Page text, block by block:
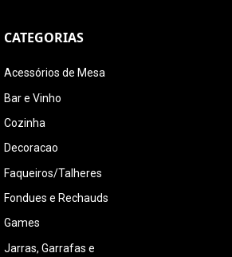
CATEGORIAS
Acessórios de Mesa
Bar e Vinho
Cozinha
Decoracao
Faqueiros/Talheres
Fondues e Rechauds
Games
Jarras, Garrafas e